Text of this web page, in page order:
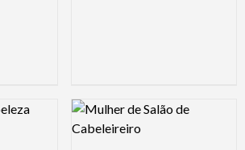
Logo Preview Image